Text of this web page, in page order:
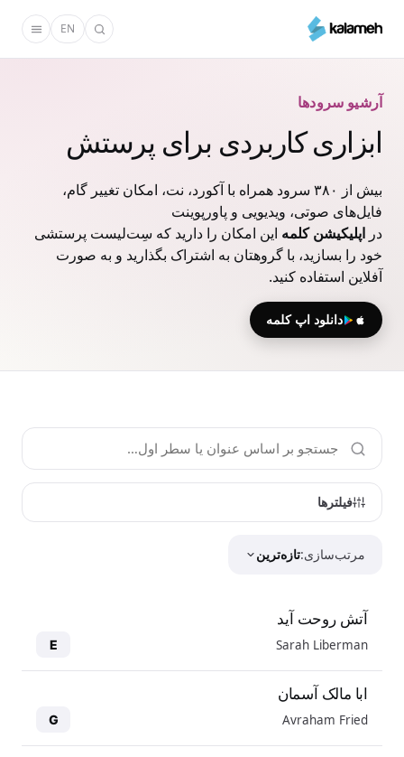
محتوای
EN
آرشیو سرودها
ابزاری کاربردی برای پرستش
بیش از ۳۸۰ سرود همراه با آکورد، نت، امکان تغییر گام،
فایل‌های صوتی، ویدیویی و پاورپوینت
در اپلیکیشن کلمه این امکان را دارید که سِت‌لیست پرستشی
خود را بسازید، با گروهتان به اشتراک بگذارید و به صورت
آفلاین استفاده کنید.
دانلود اپ کلمه
فیلترها
مرتب‌سازی:تازه‌ترین
آتش روحت آید
Sarah Liberman
E
ابا مالک آسمان
Avraham Fried
G